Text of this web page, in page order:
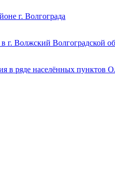
г. Волгограда
г. Волжский Волгоградской
в ряде населённых пунктов